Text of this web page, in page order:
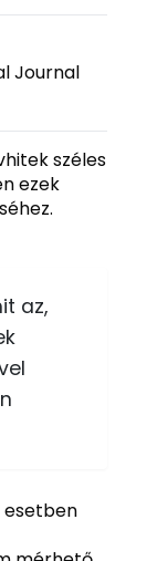
Journal
széles
ezek
az,
esetben